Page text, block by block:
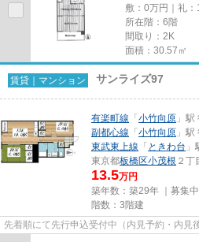
敷：0万円｜礼：
所在階：6階
間取り：2K
面積：30.57㎡
賃貸｜マンション サンライズ97
有楽町線 「 小竹向原 」駅
副都心線 「 小竹向原 」駅
東武東上線 「 ときわ台
東京都板橋区小茂根 ２丁
13.5万円
築年数：築29年 ｜募集中
階数：3階建
先着順にて先行申込受付中（内見予約・内見